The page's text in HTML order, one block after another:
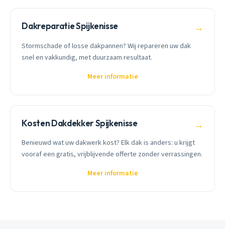
Dakreparatie Spijkenisse →
Stormschade of losse dakpannen? Wij repareren uw dak
snel en vakkundig, met duurzaam resultaat.
Meer informatie
Kosten Dakdekker Spijkenisse →
Benieuwd wat uw dakwerk kost? Elk dak is anders: u krijgt
vooraf een gratis, vrijblijvende offerte zonder verrassingen.
Meer informatie